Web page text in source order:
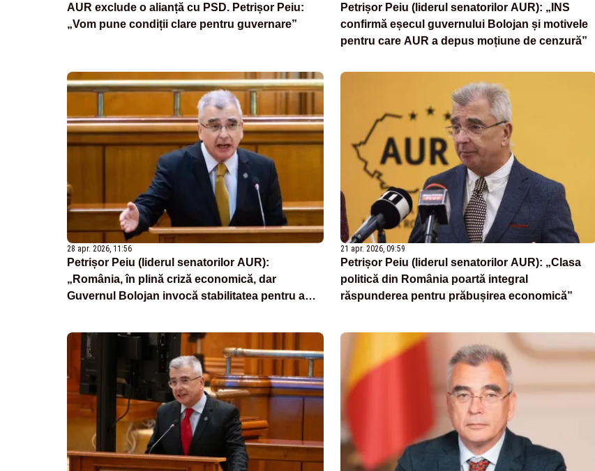
AUR exclude o alianță cu PSD. Petrișor Peiu:
„Vom pune condiții clare pentru guvernare”
Petrișor Peiu (liderul senatorilor AUR): „INS
confirmă eșecul guvernului Bolojan și motivele
pentru care AUR a depus moțiune de cenzură”
28 apr. 2026, 11:56
Petrișor Peiu (liderul senatorilor AUR):
„România, în plină criză economică, dar
Guvernul Bolojan invocă stabilitatea pentru a
21 apr. 2026, 09:59
Petrișor Peiu (liderul senatorilor AUR): „Clasa
politică din România poartă integral
răspunderea pentru prăbușirea economică”